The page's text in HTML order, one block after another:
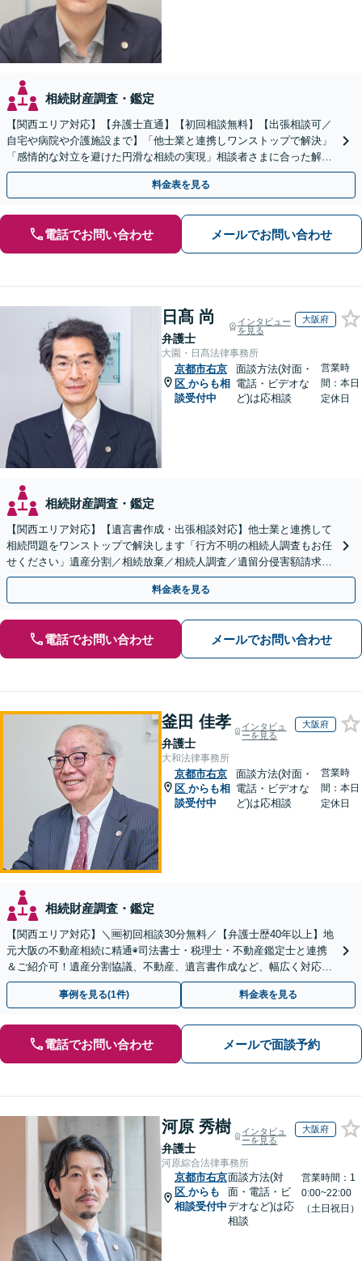
相続財産調査・鑑定
【関西エリア対応】【弁護士直通】【初回相談無料】【出張相談可／
自宅や病院や介護施設まで】「他士業と連携しワンストップで解決」
「感情的な対立を避けた円滑な相続の実現」相談者さまに合った解決
のプランをご提案
料金表を見る
電話でお問い合わせ メールでお問い合わせ
日髙 尚
弁護士
インタビュー
を見る
大阪府
大園・日髙法律事務所
京都市右京
区 からも相
談受付中
面談方法(対面・
電話・ビデオな
ど)は応相談
営業時
間：本日
定休日
相続財産調査・鑑定
【関西エリア対応】【遺言書作成・出張相談対応】他士業と連携して
相続問題をワンストップで解決します「行方不明の相続人調査もお任
せください」遺産分割／相続放棄／相続人調査／遺留分侵害額請求／
登記など【休日・夜間面談可】【分割払い対応】
料金表を見る
電話でお問い合わせ メールでお問い合わせ
釜田 佳孝
弁護士
インタビュ
ーを見る
大阪府
大和法律事務所
京都市右京
区 からも相
談受付中
面談方法(対面・
電話・ビデオな
ど)は応相談
営業時
間：本日
定休日
相続財産調査・鑑定
【関西エリア対応】＼🆓初回相談30分無料／【弁護士歴40年以上】地
元大阪の不動産相続に精通◉司法書士・税理士・不動産鑑定士と連携
＆ご紹介可！遺産分割協議、不動産、遺言書作成など、幅広く対応し
ます。お気軽にご相談ください
事例を見る(1件) 料金表を見る
電話でお問い合わせ メールで面談予約
河原 秀樹
弁護士
インタビュ
ーを見る
大阪府
河原綜合法律事務所
京都市右京
区 からも
相談受付中
面談方法(対
面・電話・ビ
デオなど)は応
相談
営業時間：1
0:00~22:00
（土日祝日）